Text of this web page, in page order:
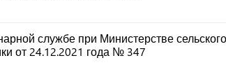
службе при Министерстве
от 24.12.2021 года № 347